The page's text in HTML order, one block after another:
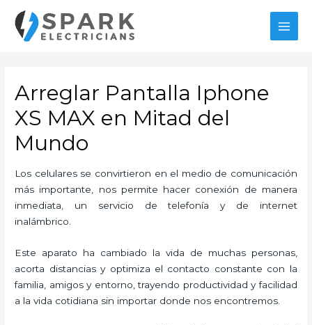
contenido
Arreglar Pantalla Iphone
XS MAX en Mitad del
Mundo
Los celulares se convirtieron en el medio de comunicación
más importante, nos permite hacer conexión de manera
inmediata, un servicio de telefonía y de internet
inalámbrico.
Este aparato ha cambiado la vida de muchas personas,
acorta distancias y optimiza el contacto constante con la
familia, amigos y entorno, trayendo productividad y facilidad
a la vida cotidiana sin importar donde nos encontremos.